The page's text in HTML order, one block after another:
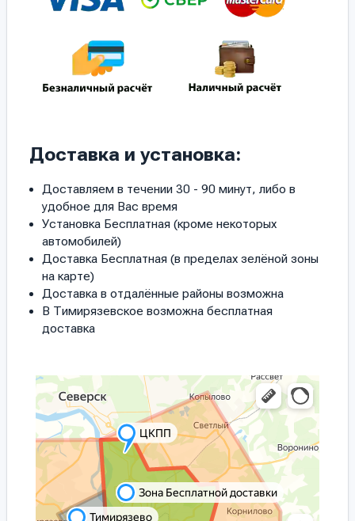
Доставка и установка:
Доставляем в течении 30 - 90 минут, либо в
удобное для Вас время
Установка Бесплатная (кроме некоторых
автомобилей)
Доставка Бесплатная (в пределах зелёной зоны
на карте)
Доставка в отдалённые районы возможна
В Тимирязевское возможна бесплатная
доставка